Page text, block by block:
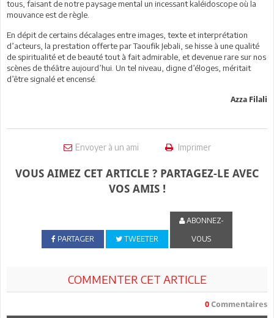
tous, faisant de notre paysage mental un incessant kaléidoscope où la
mouvance est de règle.
En dépit de certains décalages entre images, texte et interprétation
d’acteurs, la prestation offerte par Taoufik Jebali, se hisse à une qualité
de spiritualité et de beauté tout à fait admirable, et devenue rare sur nos
scènes de théâtre aujourd’hui. Un tel niveau, digne d’éloges, méritait
d’être signalé et encensé.
Azza Filali
Envoyer à un ami Imprimer
VOUS AIMEZ CET ARTICLE ? PARTAGEZ-LE AVEC
VOS AMIS !
PARTAGER TWEETER
ABONNEZ-
VOUS
COMMENTER CET ARTICLE
0 Commentaires